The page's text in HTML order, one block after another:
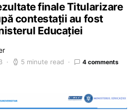
finale Titularizare
contestații au fost
Educației
5 minute read 4 comments